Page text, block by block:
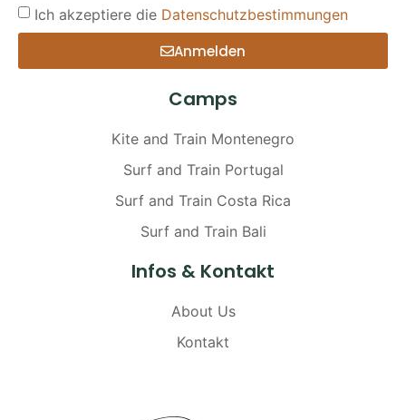
Ich akzeptiere die Datenschutzbestimmungen
Anmelden
Camps
Kite and Train Montenegro
Surf and Train Portugal
Surf and Train Costa Rica
Surf and Train Bali
Infos & Kontakt
About Us
Kontakt